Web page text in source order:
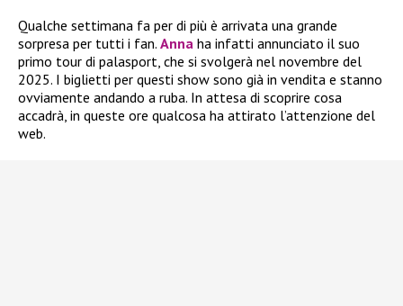
Qualche settimana fa per di più è arrivata una grande
sorpresa per tutti i fan. Anna ha infatti annunciato il suo
primo tour di palasport, che si svolgerà nel novembre del
2025. I biglietti per questi show sono già in vendita e stanno
ovviamente andando a ruba. In attesa di scoprire cosa
accadrà, in queste ore qualcosa ha attirato l’attenzione del
web.